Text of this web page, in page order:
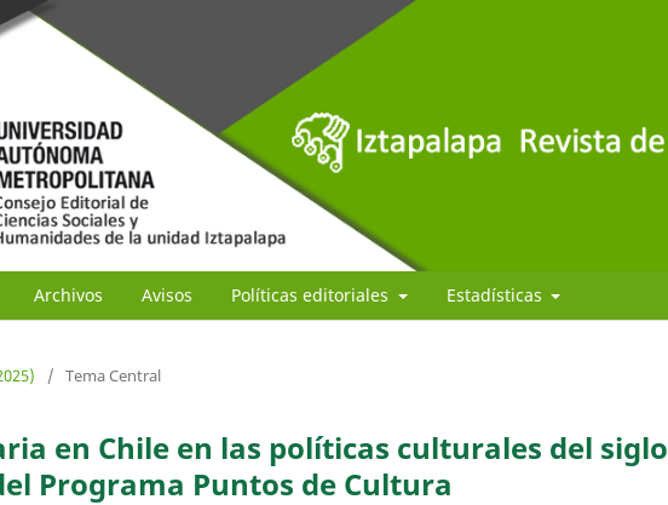
Archivos Avisos Políticas editoriales Estadísticas
/ Tema Central
en Chile en las políticas culturales del siglo
Programa Puntos de Cultura